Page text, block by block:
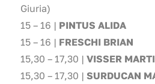
Giuria)
15 – 16 | PINTUS ALIDA
15 – 16 | FRESCHI BRIAN
15,30 – 17,30 | VISSER
15,30 – 17,30 | SURDUCAN